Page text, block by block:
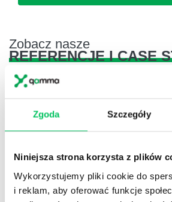
Zgoda Szczegóły
Niniejsza strona korzysta z plików
Wykorzystujemy pliki cookie do
i reklam, aby oferować funkcje
Zobacz nasze
REFERENCJE I CASE
Projekty